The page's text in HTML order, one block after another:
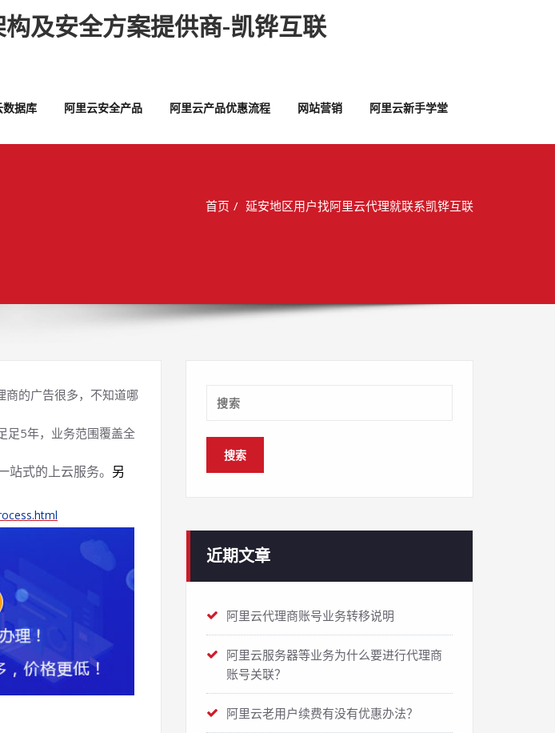
及安全方案提供商-凯铧互联
数据库 阿里云安全产品 阿里云产品优惠流程 网站营销 阿里云新手学堂
首页 延安地区用户找阿里云代理就联系凯铧互联
商的广告很多，不知道哪
5年，业务范围覆盖全
站式的上云服务。 另
近期文章
阿里云代理商账号业务转移说明
阿里云服务器等业务为什么要进行代理商
账号关联？
阿里云老用户续费有没有优惠办法？